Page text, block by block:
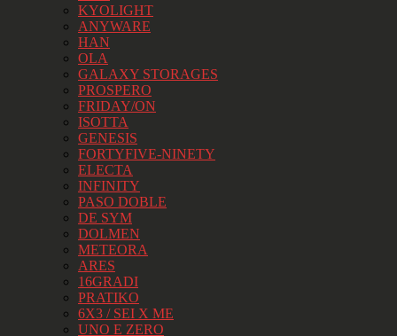
KYOLIGHT
ANYWARE
HAN
OLA
GALAXY STORAGES
PROSPERO
FRIDAY/ON
ISOTTA
GENESIS
FORTYFIVE-NINETY
ELECTA
INFINITY
PASO DOBLE
DE SYM
DOLMEN
METEORA
ARES
16GRADI
PRATIKO
6X3 / SEI X ME
UNO E ZERO